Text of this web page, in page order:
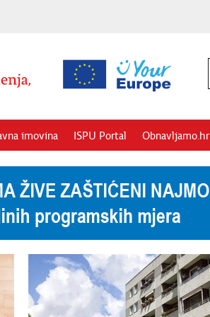
imovina ISPU Portal Obnavljamo.hr